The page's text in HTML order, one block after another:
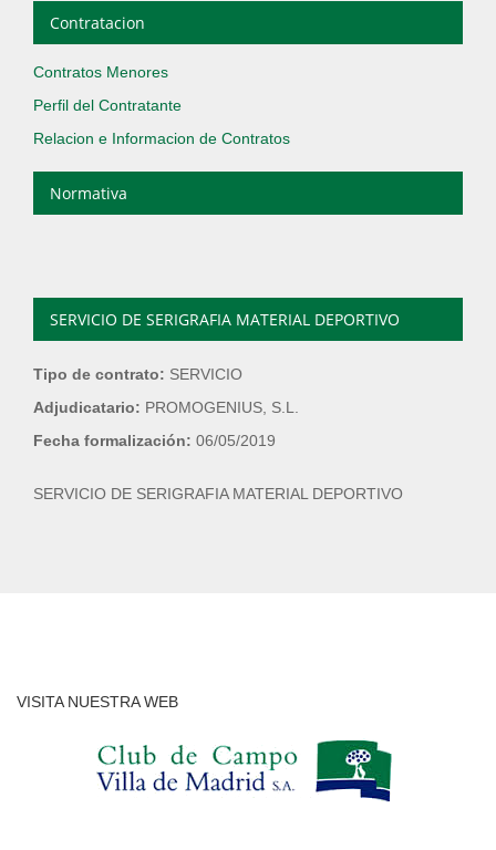
Contratacion
Contratos Menores
Perfil del Contratante
Relacion e Informacion de Contratos
Normativa
SERVICIO DE SERIGRAFIA MATERIAL DEPORTIVO
Tipo de contrato: SERVICIO
Adjudicatario: PROMOGENIUS, S.L.
Fecha formalización: 06/05/2019
SERVICIO DE SERIGRAFIA MATERIAL DEPORTIVO
VISITA NUESTRA WEB